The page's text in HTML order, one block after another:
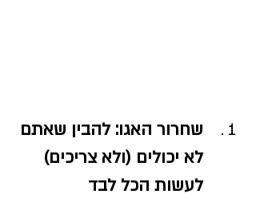
שחרור האגו: להבין שאתם
לא יכולים (ולא צריכים)
לעשות הכל לבד